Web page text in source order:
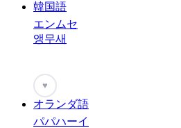
韓国語
エンムセ
앵무새
♥
オランダ語
パパハーイ